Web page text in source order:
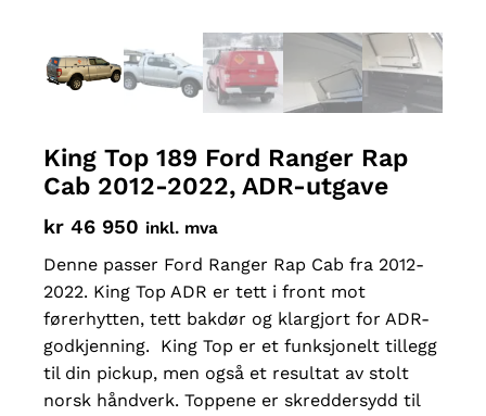
King Top 189 Ford Ranger Rap
Cab 2012-2022, ADR-utgave
kr 46 950 inkl. mva
Denne passer Ford Ranger Rap Cab fra 2012-
2022. King Top ADR er tett i front mot
førerhytten, tett bakdør og klargjort for ADR-
godkjenning. King Top er et funksjonelt tillegg
til din pickup, men også et resultat av stolt
norsk håndverk. Toppene er skreddersydd til